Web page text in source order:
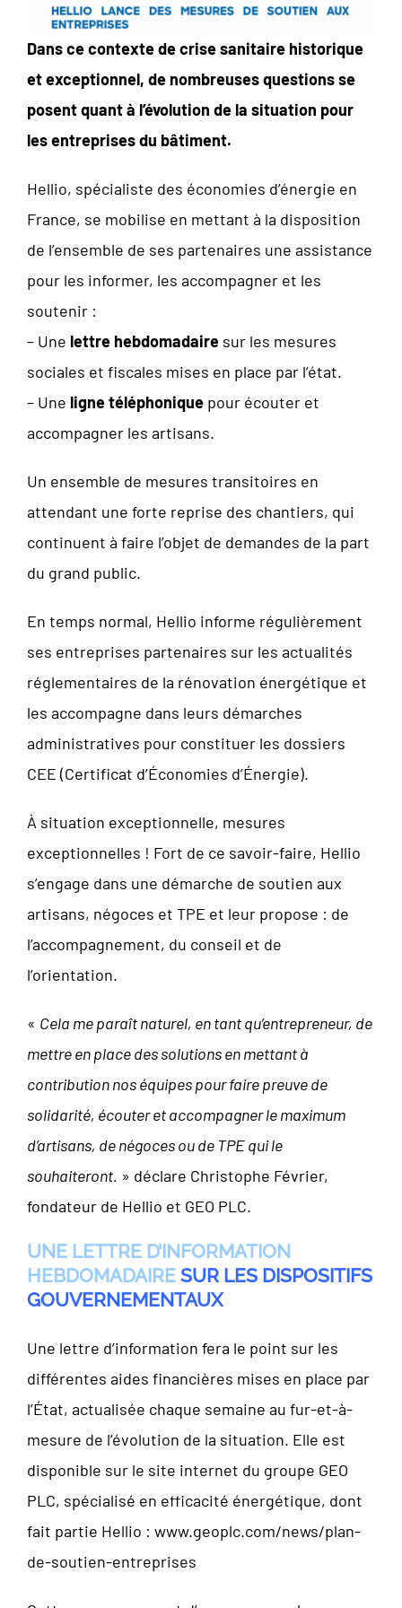
Dans ce contexte de crise sanitaire historique
et exceptionnel, de nombreuses questions se
posent quant à l’évolution de la situation pour
les entreprises du bâtiment.
Hellio, spécialiste des économies d’énergie en
France, se mobilise en mettant à la disposition
de l’ensemble de ses partenaires une assistance
pour les informer, les accompagner et les
soutenir :
– Une lettre hebdomadaire sur les mesures
sociales et fiscales mises en place par l’état.
– Une ligne téléphonique pour écouter et
accompagner les artisans.
Un ensemble de mesures transitoires en
attendant une forte reprise des chantiers, qui
continuent à faire l’objet de demandes de la part
du grand public.
En temps normal, Hellio informe régulièrement
ses entreprises partenaires sur les actualités
réglementaires de la rénovation énergétique et
les accompagne dans leurs démarches
administratives pour constituer les dossiers
CEE (Certificat d’Économies d’Énergie).
À situation exceptionnelle, mesures
exceptionnelles ! Fort de ce savoir-faire, Hellio
s’engage dans une démarche de soutien aux
artisans, négoces et TPE et leur propose : de
l’accompagnement, du conseil et de
l’orientation.
« Cela me paraît naturel, en tant qu’entrepreneur, de
mettre en place des solutions en mettant à
contribution nos équipes pour faire preuve de
solidarité, écouter etaccompagner le maximum
d’artisans, de négoces ou de TPE qui le
souhaiteront. » déclare Christophe Février,
fondateur de Hellio et GEO PLC.
UNE LETTRE D’INFORMATION
HEBDOMADAIRE SUR LES DISPOSITIFS
GOUVERNEMENTAUX
Une lettre d’information fera le point sur les
différentes aides financières mises en place par
l’État, actualisée chaque semaine au fur-et-à-
mesure de l’évolution de la situation. Elle est
disponible sur le site internet du groupe GEO
PLC, spécialisé en efficacité énergétique, dont
fait partie Hellio : www.geoplc.com/news/plan-
de-soutien-entreprises